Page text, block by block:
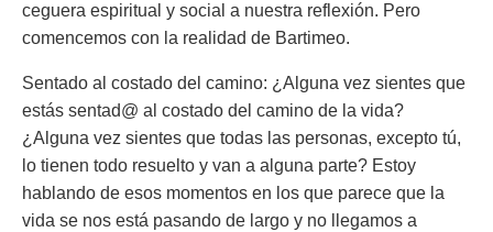
ceguera espiritual y social a nuestra reflexión. Pero
comencemos con la realidad de Bartimeo.
Sentado al costado del camino: ¿Alguna vez sientes que
estás sentad@ al costado del camino de la vida?
¿Alguna vez sientes que todas las personas, excepto tú,
lo tienen todo resuelto y van a alguna parte? Estoy
hablando de esos momentos en los que parece que la
vida se nos está pasando de largo y no llegamos a